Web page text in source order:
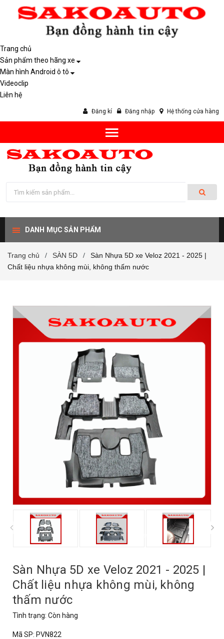
Trang chủ
Sản phẩm theo hãng xe
Màn hình Android ô tô
Videoclip
Liên hệ
Đăng kí Đăng nhập Hệ thống cửa hàng
DANH MỤC SẢN PHẨM
Trang chủ / SÀN 5D /
Sàn Nhựa 5D xe Veloz 2021 - 2025 |
Chất liệu nhựa không mùi, không thấm nước
Sàn Nhựa 5D xe Veloz 2021 - 2025 |
Chất liệu nhựa không mùi, không
thấm nước
Tình trạng: Còn hàng
Mã SP: PVN822